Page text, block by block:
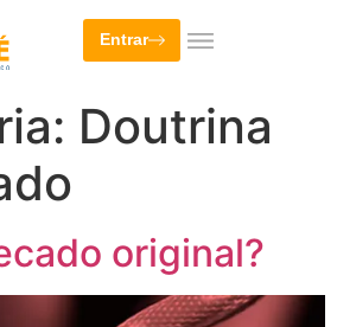
Entrar
Doutrina
original?